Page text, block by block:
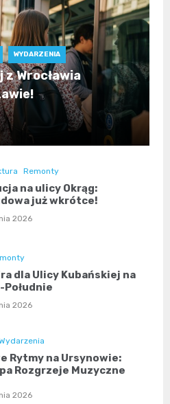
WYDARZENIA
Wrocławia
Remonty
na ulicy Okrąg:
już wkrótce!
2026
dla Ulicy Kubańskiej na
Południe
2026
Rytmy na Ursynowie:
Rozgrzeje Muzyczne
2026